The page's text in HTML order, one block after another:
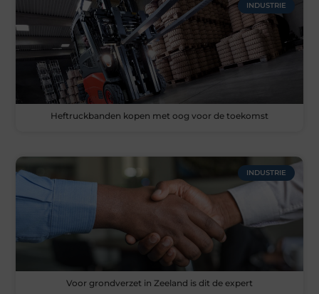
INDUSTRIE
Heftruckbanden kopen met oog voor de toekomst
INDUSTRIE
Voor grondverzet in Zeeland is dit de expert